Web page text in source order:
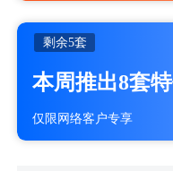
剩余5套
本周推出8套
仅限网络客户专享